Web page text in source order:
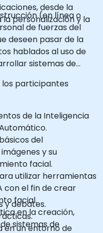
desde la
la personalización y la
(en línea o
de fuerzas del
deseen pasar de la
hablados al uso de
sistemas de
participantes
de la Inteligencia
del
y su
facial.
utilizar herramientas
con el fin de crear
facial.
en la creación,
sistemas de
y debates.
un entorno de